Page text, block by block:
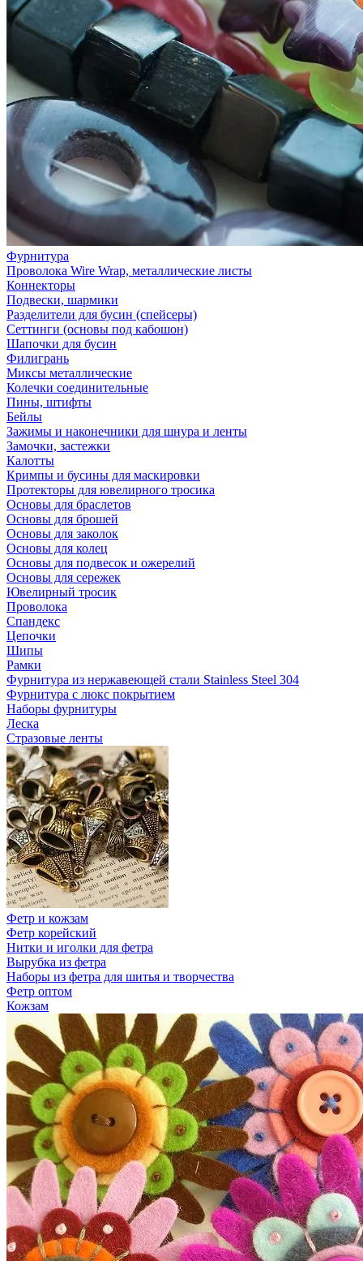
Фурнитура
Проволока Wire Wrap, металлические листы
Коннекторы
Подвески, шармики
Разделители для бусин (спейсеры)
Сеттинги (основы под кабошон)
Шапочки для бусин
Филигрань
Миксы металлические
Колечки соединительные
Пины, штифты
Бейлы
Зажимы и наконечники для шнура и ленты
Замочки, застежки
Калотты
Кримпы и бусины для маскировки
Протекторы для ювелирного тросика
Основы для браслетов
Основы для брошей
Основы для заколок
Основы для колец
Основы для подвесок и ожерелий
Основы для сережек
Ювелирный тросик
Проволока
Спандекс
Цепочки
Шипы
Рамки
Фурнитура из нержавеющей стали Stainless Steel 304
Фурнитура с люкс покрытием
Наборы фурнитуры
Леска
Стразовые ленты
Фетр и кожзам
Фетр корейский
Нитки и иголки для фетра
Вырубка из фетра
Наборы из фетра для шитья и творчества
Фетр оптом
Кожзам